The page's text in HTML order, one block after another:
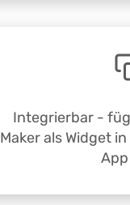
Integrierbar -
Maker als Widget